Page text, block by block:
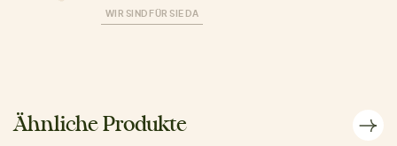
WIR SIND FÜR SIE DA
Ähnliche Produkte